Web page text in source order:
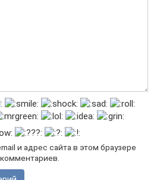
и адрес сайта в этом браузере